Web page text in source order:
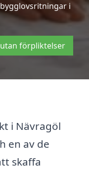
i
förpliktelser
i Nävragöl
en av de
skaffa